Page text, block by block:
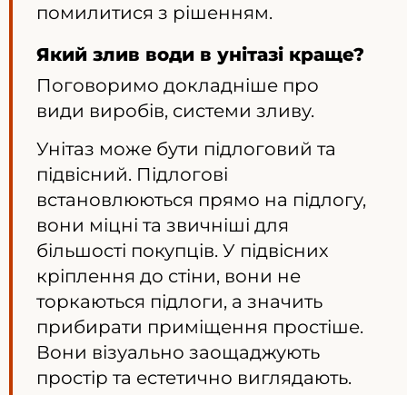
помилитися з рішенням.
Який злив води в унітазі краще?
Поговоримо докладніше про
види виробів, системи зливу.
Унітаз може бути підлоговий та
підвісний. Підлогові
встановлюються прямо на підлогу,
вони міцні та звичніші для
більшості покупців. У підвісних
кріплення до стіни, вони не
торкаються підлоги, а значить
прибирати приміщення простіше.
Вони візуально заощаджують
простір та естетично виглядають.